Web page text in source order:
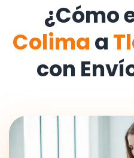
¿Cómo
Colima a
con